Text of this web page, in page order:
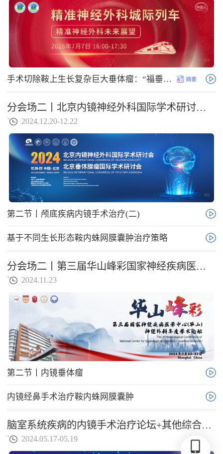
手术切除鞍上生长复杂巨大垂体瘤：“福垂体”怎么做
分会场二丨北京内镜神经外科国际学术研讨会北京垂体腺瘤国际学术研讨会
` 2024.12.20-12.22
第二节丨颅底疾病内镜手术治疗(二)
基于不同生长形态鞍内蛛网膜囊肿治疗策略
分会场二丨第三届华山峰彩国家神经疾病医学中心神经外科年度学术论坛
` 2024.11.23
第二节丨内镜垂体瘤
内镜经鼻手术治疗鞍内蛛网膜囊肿
脑室系统疾病的内镜手术治疗论坛+其他综合论坛丨2024全国内镜神经外科学术大会
` 2024.05.17-05.19